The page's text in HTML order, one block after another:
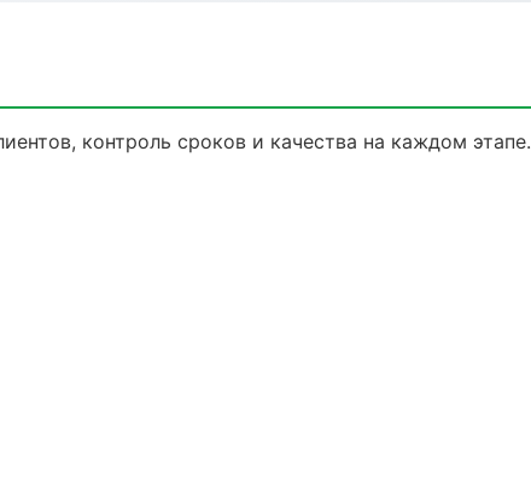
контроль сроков и качества на каждом этапе.